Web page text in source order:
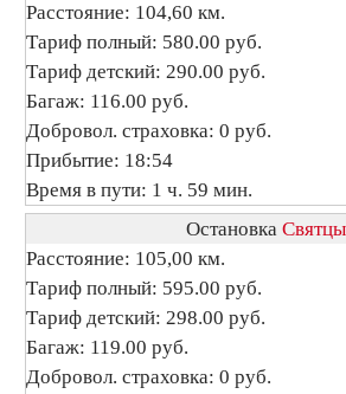
Расстояние: 104,60 км.
Тариф полный: 580.00 руб.
Тариф детский: 290.00 руб.
Багаж: 116.00 руб.
Добровол. страховка: 0 руб.
Прибытие: 18:54
Время в пути: 1 ч. 59 мин.
Остановка Святцы
Расстояние: 105,00 км.
Тариф полный: 595.00 руб.
Тариф детский: 298.00 руб.
Багаж: 119.00 руб.
Добровол. страховка: 0 руб.